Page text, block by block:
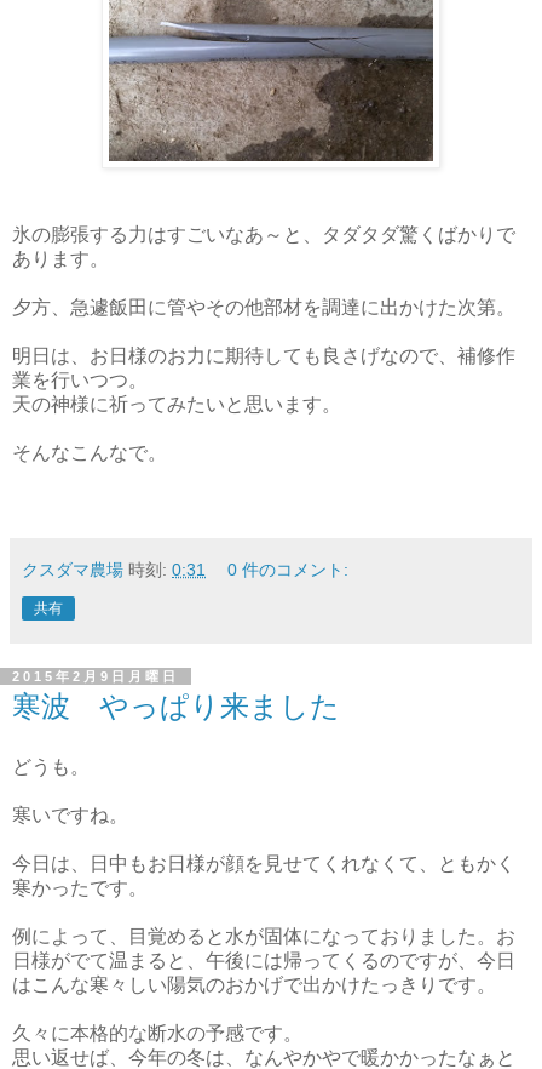
氷の膨張する力はすごいなあ～と、タダタダ驚くばかりで
あります。
夕方、急遽飯田に管やその他部材を調達に出かけた次第。
明日は、お日様のお力に期待しても良さげなので、補修作
業を行いつつ。
天の神様に祈ってみたいと思います。
そんなこんなで。
クスダマ農場 時刻: 0:31 0 件のコメント:
共有
2015年2月9日月曜日
寒波 やっぱり来ました
どうも。
寒いですね。
今日は、日中もお日様が顔を見せてくれなくて、ともかく
寒かったです。
例によって、目覚めると水が固体になっておりました。お
日様がでて温まると、午後には帰ってくるのですが、今日
はこんな寒々しい陽気のおかげで出かけたっきりです。
久々に本格的な断水の予感です。
思い返せば、今年の冬は、なんやかやで暖かかったなぁと